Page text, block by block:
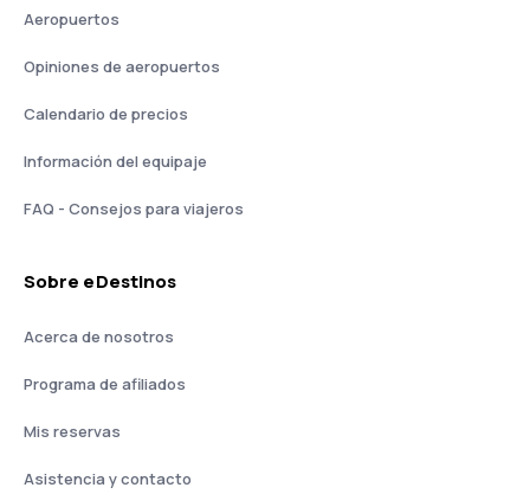
Aeropuertos
Opiniones de aeropuertos
Calendario de precios
Información del equipaje
FAQ - Consejos para viajeros
Sobre eDestinos
Acerca de nosotros
Programa de afiliados
Mis reservas
Asistencia y contacto